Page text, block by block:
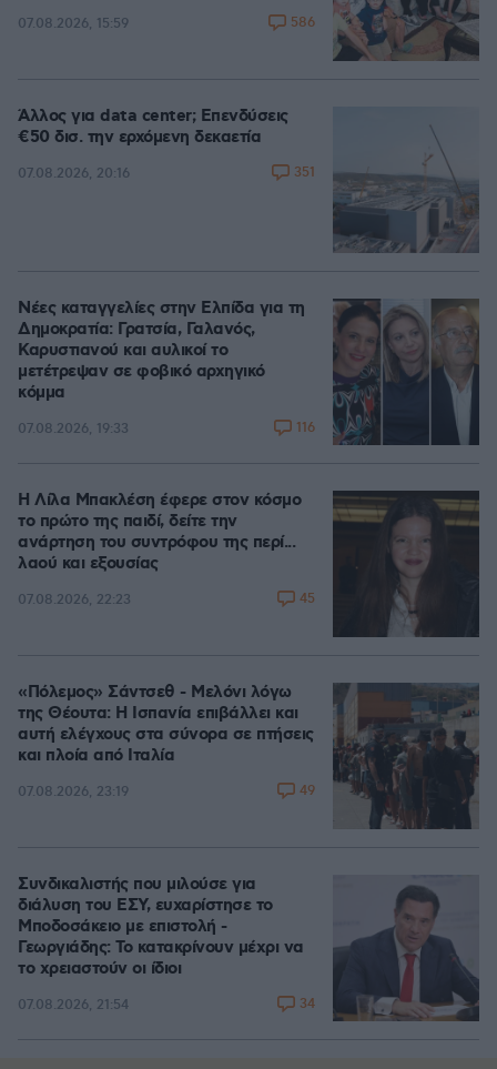
07.08.2026, 15:59 586
Άλλος για data center; Επενδύσεις
€50 δισ. την ερχόμενη δεκαετία
07.08.2026, 20:16 351
Νέες καταγγελίες στην Ελπίδα για τη
Δημοκρατία: Γρατσία, Γαλανός,
Καρυστιανού και αυλικοί το
μετέτρεψαν σε φοβικό αρχηγικό
κόμμα
07.08.2026, 19:33 116
Η Λίλα Μπακλέση έφερε στον κόσμο
το πρώτο της παιδί, δείτε την
ανάρτηση του συντρόφου της περί...
λαού και εξουσίας
07.08.2026, 22:23 45
«Πόλεμος» Σάντσεθ - Μελόνι λόγω
της Θέουτα: Η Ισπανία επιβάλλει και
αυτή ελέγχους στα σύνορα σε πτήσεις
και πλοία από Ιταλία
07.08.2026, 23:19 49
Συνδικαλιστής που μιλούσε για
διάλυση του ΕΣΥ, ευχαρίστησε το
Μποδοσάκειο με επιστολή -
Γεωργιάδης: Το κατακρίνουν μέχρι να
το χρειαστούν οι ίδιοι
07.08.2026, 21:54 34